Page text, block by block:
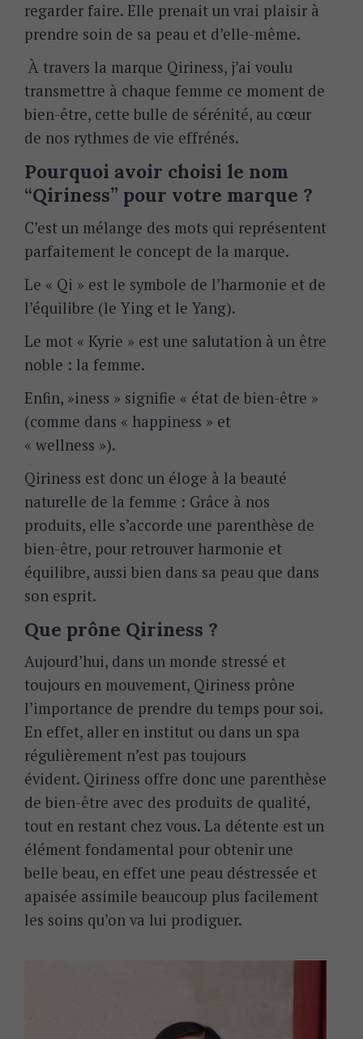
regarder faire. Elle prenait un vrai plaisir à
prendre soin de sa peau et d’elle-même.
À travers la marque Qiriness, j’ai voulu
transmettre à chaque femme ce moment de
bien-être, cette bulle de sérénité, au cœur
de nos rythmes de vie effrénés.
Pourquoi avoir choisi le nom
“Qiriness” pour votre marque ?
C’est un mélange des mots qui représentent
parfaitement le concept de la marque.
Le « Qi » est le symbole de l’harmonie et de
l’équilibre (le Ying et le Yang).
Le mot « Kyrie » est une salutation à un être
noble : la femme.
Enfin, »iness » signifie « état de bien-être »
(comme dans « happiness » et
« wellness »).
Qiriness est donc un éloge à la beauté
naturelle de la femme : Grâce à nos
produits, elle s’accorde une parenthèse de
bien-être, pour retrouver harmonie et
équilibre, aussi bien dans sa peau que dans
son esprit.
Que prône Qiriness ?
Aujourd’hui, dans un monde stressé et
toujours en mouvement, Qiriness prône
l’importance de prendre du temps pour soi.
En effet, aller en institut ou dans un spa
régulièrement n’est pas toujours
évident. Qiriness offre donc une parenthèse
de bien-être avec des produits de qualité,
tout en restant chez vous. La détente est un
élément fondamental pour obtenir une
belle beau, en effet une peau déstressée et
apaisée assimile beaucoup plus facilement
les soins qu’on va lui prodiguer.